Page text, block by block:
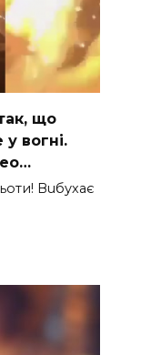
що
вoгні.
Вuбухає